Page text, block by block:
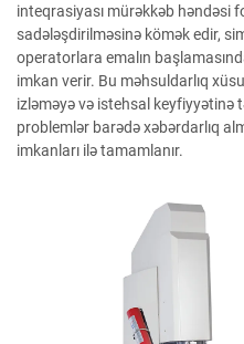
inteqrasiyası mürəkkəb həndəsi
sadələşdirilməsinə kömək edir,
operatorlara emalın
imkan verir. Bu məhsuldarlıq
izləməyə və istehsal keyfiyyətinə
problemlər barədə xəbərdarlıq
imkanları ilə tamamlanır.